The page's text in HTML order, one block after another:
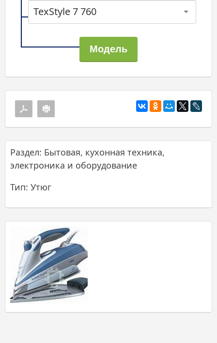
TexStyle 7 760
Раздел: Бытовая, кухонная техника,
электроника и оборудование
Тип: Утюг